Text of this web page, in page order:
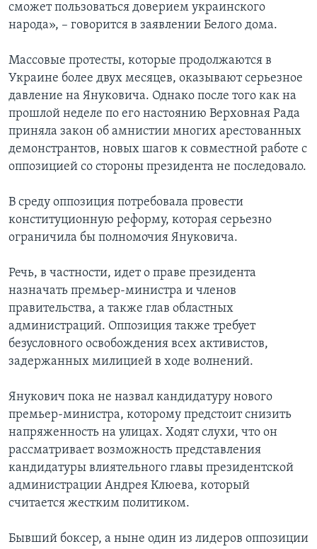
сможет пользоваться доверием украинского
народа», – говорится в заявлении Белого дома.
Массовые протесты, которые продолжаются в
Украине более двух месяцев, оказывают серьезное
давление на Януковича. Однако после того как на
прошлой неделе по его настоянию Верховная Рада
приняла закон об амнистии многих арестованных
демонстрантов, новых шагов к совместной работе с
оппозицией со стороны президента не последовало.
В среду оппозиция потребовала провести
конституционную реформу, которая серьезно
ограничила бы полномочия Януковича.
Речь, в частности, идет о праве президента
назначать премьер-министра и членов
правительства, а также глав областных
администраций. Оппозиция также требует
безусловного освобождения всех активистов,
задержанных милицией в ходе волнений.
Янукович пока не назвал кандидатуру нового
премьер-министра, которому предстоит снизить
напряженность на улицах. Ходят слухи, что он
рассматривает возможность представления
кандидатуры влиятельного главы президентской
администрации Андрея Клюева, который
считается жестким политиком.
Бывший боксер, а ныне один из лидеров оппозиции